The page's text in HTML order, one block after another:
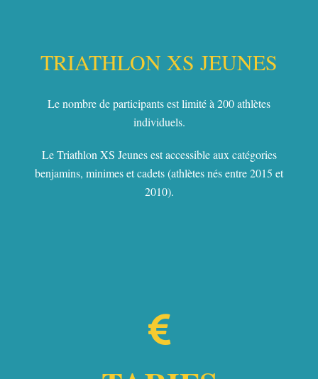
TRIATHLON XS JEUNES
Le nombre de participants est limité à 200 athlètes
individuels.
Le Triathlon XS Jeunes est accessible aux catégories
benjamins, minimes et cadets (athlètes nés entre 2015 et
2010).